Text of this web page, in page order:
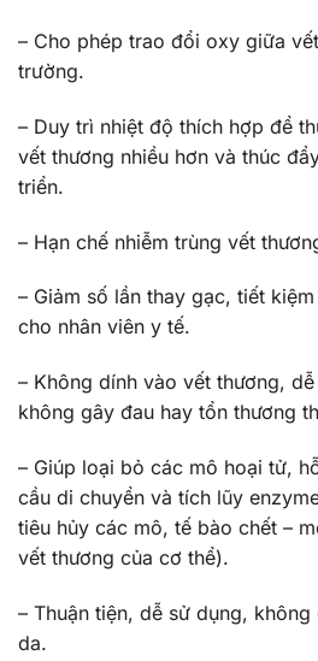
– Cho phép trao đổi oxy giữa
trường.
– Duy trì nhiệt độ thích hợp để
vết thương nhiều hơn và thúc
triển.
– Hạn chế nhiễm trùng vết
– Giảm số lần thay gạc, tiết
cho nhân viên y tế.
– Không dính vào vết thương,
không gây đau hay tổn thương
– Giúp loại bỏ các mô hoại tử,
cầu di chuyển và tích lũy
tiêu hủy các mô, tế bào chết –
vết thương của cơ thể).
– Thuận tiện, dễ sử dụng,
da.